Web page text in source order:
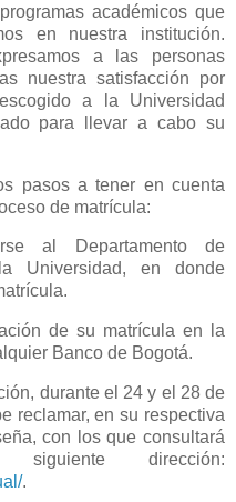
académicos que
en nuestra institución.
a las personas
nuestra satisfacción por
a la Universidad
para llevar a cabo su
pasos a tener en cuenta
de matrícula:
al Departamento de
Universidad, en donde
de su matrícula en la
Banco de Bogotá.
durante el 24 y el 28 de
reclamar, en su respectiva
con los que consultará
dirección:
.